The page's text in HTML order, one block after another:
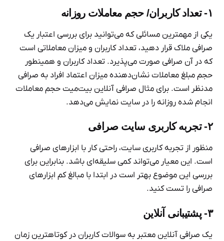
۱- تعداد کاربران/ حجم معاملات روزانه
یکی از مهمترین مسائلی که می‌توانید برای بررسی اعتبار یک
صرافی ملاک قرار دهید، تعداد کاربران و میزان معاملاتی است
که در آن صرافی صورت می‌پذیرد. تعداد کاربران و همینطور
حجم مبلغ معاملات نشان‌دهنده میزان اعتماد افراد به صرافی
مدنظر است. برای مثال صرافی آنلاین بیت‌میت حجم معاملات
انجام شده روزانه را در سایت نمایش می‌دهد.
۲- تجربه کاربری سایت صرافی
منظور از تجربه کاربری سایت، راحتی کار با ابزارهای صرافی
است. این معیار می‌تواند کمی سلیقه‌ای باشد. بنابراین برای
بررسی این موضوع بهتر است در ابتدا با مبالغ کم ابزارهای
صرافی را تست کنید.
۳- پشتیبانی آنلاین
یک صرافی آنلاین معتبر به سوالات کاربران در کوتاهترین زمان